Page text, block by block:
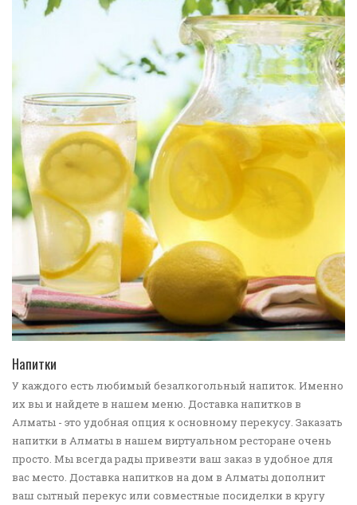
Напитки
У каждого есть любимый безалкогольный напиток. Именно
их вы и найдете в нашем меню. Доставка напитков в
Алматы - это удобная опция к основному перекусу. Заказать
напитки в Алматы в нашем виртуальном ресторане очень
просто. Мы всегда рады привезти ваш заказ в удобное для
вас место. Доставка напитков на дом в Алматы дополнит
ваш сытный перекус или совместные посиделки в кругу